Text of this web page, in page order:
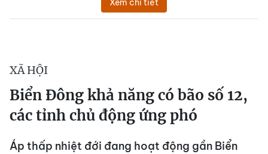
Xem chi tiết
XÃ HỘI
Biển Đông khả năng có bão số 12,
các tỉnh chủ động ứng phó
Áp thấp nhiệt đới đang hoạt động gần Biển